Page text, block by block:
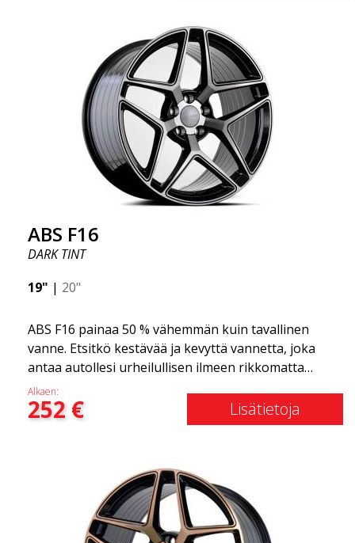
erittäin korkealaatuinen ja erittäin kestävä. Mikä on
tehnyt ABS355:stä niin suositun Ruotsissa? Malli on
erittäin kovera, muoto on urheilullinen ja design on
tyylikäs. Tämä vanne malli on tehnyt itselleen nimen
vanteiden markkinoilla fantastisen ja ainutlaatuisen
suunnittelunsa ansiosta. ABS355:llä teet tavallisesta
autosta tyylikkäämmän. ABS355-vanteet jakaa
yksinoikeudella ABS Wheels.
ABS F16
DARK TINT
19" | 20"
ABS F16 painaa 50 % vähemmän kuin tavallinen
vanne. Etsitkö kestävää ja kevyttä vannetta, joka
antaa autollesi urheilullisen ilmeen rikkomatta
pankkia? ABS F16 on oma yrityksemme tarjota
laatutietoisille asiakkaille vanne, joka hyötyy
uusimmista materiaalien ja tuotannon
todellakin eturintamassa!
Alkaen:
252€ Lisätietoja